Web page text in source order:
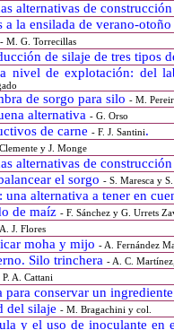
alternativas de
a la ensilada de verano-otoño
- M. G. Torrecillas
de silaje de tres tipos
nivel de explotación: del
de sorgo para silo - M.
alternativa - G. Orso
de carne - F. J. Santini.
y J. Monge
alternativas de
el sorgo - S. Maresca y
alternativa a tener en
de maíz - F. Sánchez y G. Urrets
J. Flores
moha y mijo - A. Fernández
Silo trinchera - A. C.
P. A. Cattani
para conservar un
del silaje - M. Bragachini y col.
y el uso de inoculante en